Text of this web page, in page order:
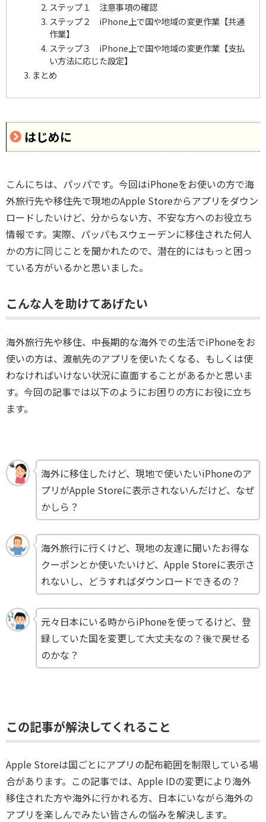
ステップ１ 注意事項の確認
ステップ２ iPhone上で国や地域の変更作業【共通
作業】
ステップ３ iPhone上で国や地域の変更作業【支払
い方法に応じた設定】
まとめ
はじめに
こんにちは、パッパです。今回はiPhoneをお使いの方で海
外旅行先や移住先で現地のApple Storeからアプリをダウン
ロードしたいけど、分からない方、不安な方へのお役立ち
情報です。実際、パッパもスウェーデンに移住された何人
かの方に同じことを聞かれたので、潜在的にはもっと困っ
ている方がいるかと思いました。
こんな人を助けてあげたい
海外旅行先や移住、中長期的な海外での生活でiPhoneをお
使いの方は、渡航先のアプリを使いたくなる、もしくは使
わなければいけない状況に直面することがあるかと思いま
す。今回の記事では以下のようにお困りの方にお役に立ち
ます。
海外に移住したけど、現地で使いたいiPhoneのア
プリがApple Storeに表示されないんだけど、なぜ
かしら？
海外旅行に行くけど、現地の友達に聞いたお得な
クーポンとか使いたいけど、Apple Storeに表示さ
れないし、どうすればダウンロードできるの？
元々日本にいる時からiPhoneを使ってるけど、登
録していた国を変更して大丈夫なの？後で戻せる
のかな？
この記事が解決してくれること
Apple Storeは国ごとにアプリの配布範囲を制限している場
合があります。この記事では、Apple IDの変更により海外
移住された方や海外に行かれる方、日本にいながら海外の
アプリを楽しんでみたい皆さんの悩みを解決します。